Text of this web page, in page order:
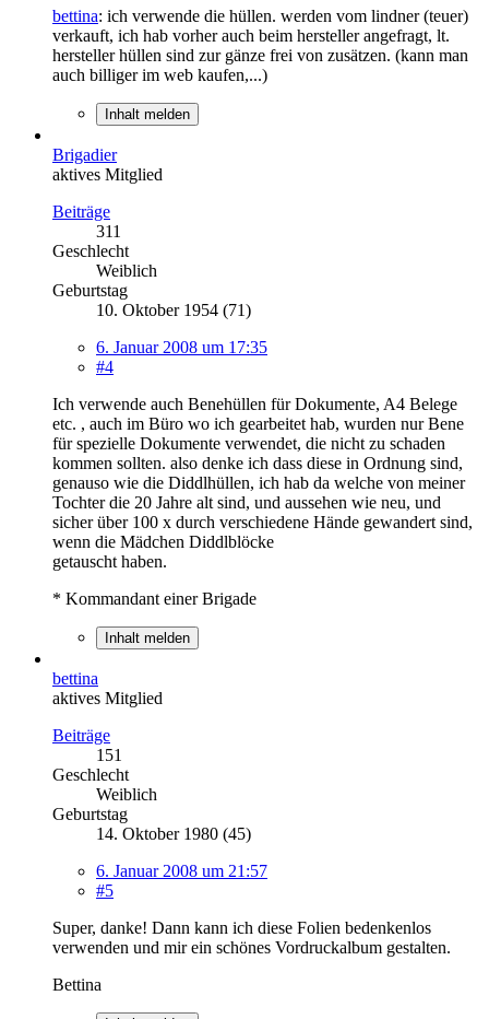
bettina: ich verwende die hüllen. werden vom lindner (teuer)
verkauft, ich hab vorher auch beim hersteller angefragt, lt.
hersteller hüllen sind zur gänze frei von zusätzen. (kann man
auch billiger im web kaufen,...)
Inhalt melden
Brigadier
aktives Mitglied
Beiträge
311
Geschlecht
Weiblich
Geburtstag
10. Oktober 1954 (71)
6. Januar 2008 um 17:35
#4
Ich verwende auch Benehüllen für Dokumente, A4 Belege
etc. , auch im Büro wo ich gearbeitet hab, wurden nur Bene
für spezielle Dokumente verwendet, die nicht zu schaden
kommen sollten. also denke ich dass diese in Ordnung sind,
genauso wie die Diddlhüllen, ich hab da welche von meiner
Tochter die 20 Jahre alt sind, und aussehen wie neu, und
sicher über 100 x durch verschiedene Hände gewandert sind,
wenn die Mädchen Diddlblöcke
getauscht haben.
* Kommandant einer Brigade
Inhalt melden
bettina
aktives Mitglied
Beiträge
151
Geschlecht
Weiblich
Geburtstag
14. Oktober 1980 (45)
6. Januar 2008 um 21:57
#5
Super, danke! Dann kann ich diese Folien bedenkenlos
verwenden und mir ein schönes Vordruckalbum gestalten.
Bettina